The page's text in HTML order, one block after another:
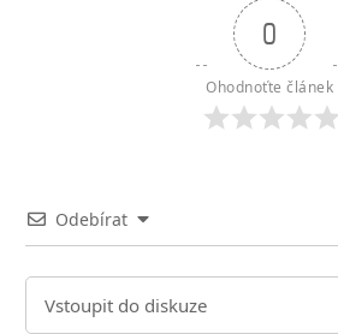
0
Ohodnoťte článek
Odebírat